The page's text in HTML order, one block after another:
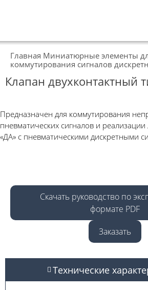
Главная Миниатюрные элементы
коммутирования сигналов
Клапан двухконтактный
Предназначен для коммутирования
пневматических сигналов и
«ДА» с пневматическими ди­скретными
Скачать руководство по
формате PDF
Заказать
Технические